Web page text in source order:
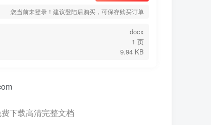
您当前未登录！建议登陆后购买，可保存购买订单
docx
1 页
9.94 KB
下载高清完整文档